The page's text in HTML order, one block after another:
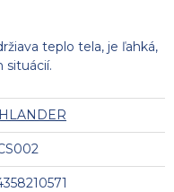
teplo tela, je ľahká,
situácií.